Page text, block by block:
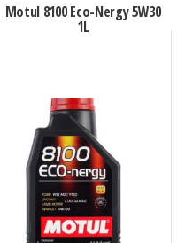
Motul 8100 Eco-Nergy 5W30
1L